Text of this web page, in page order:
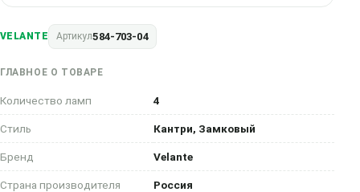
VELANTE Артикул584-703-04
ГЛАВНОЕ О ТОВАРЕ
Количество ламп 4
Стиль Кантри, Замковый
Бренд Velante
Страна производителя Россия